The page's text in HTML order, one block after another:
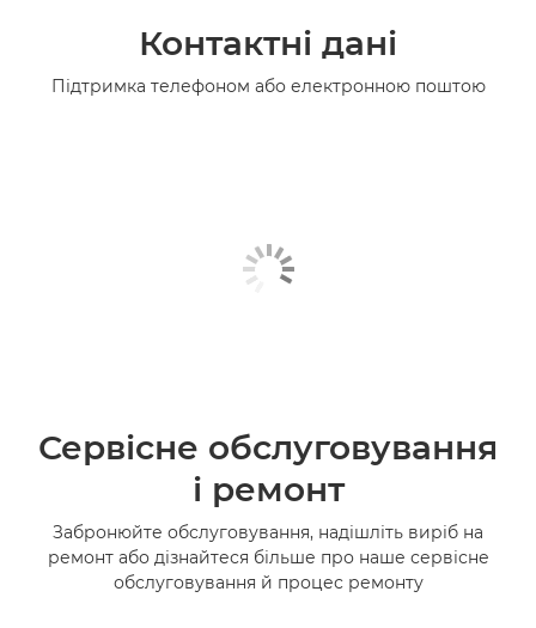
Контактні дані
Підтримка телефоном або електронною поштою
Сервісне обслуговування
і ремонт
Забронюйте обслуговування, надішліть виріб на
ремонт або дізнайтеся більше про наше сервісне
обслуговування й процес ремонту